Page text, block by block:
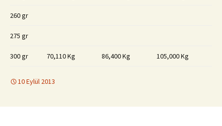
260 gr
275 gr
300 gr 70,110 Kg 86,400 Kg 105,000 Kg
10 Eylül 2013